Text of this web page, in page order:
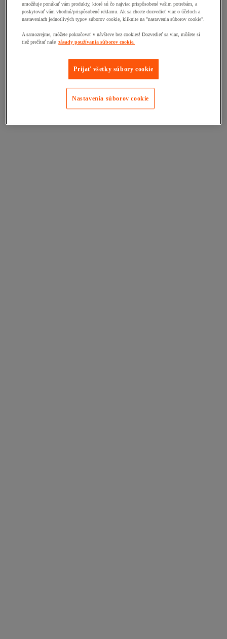
umožňuje ponúkať vám produkty, ktoré sú čo najviac prispôsobené vašim potrebám, a
poskytovať vám vhodnú/prispôsobené reklamu. Ak sa chcete dozvedieť viac o účeloch a
nastaveniach jednotlivých typov súborov cookie, kliknite na "nastavenia súborov cookie".
A samozrejme, môžete pokračovať v návšteve bez cookies! Dozvedieť sa viac, môžete si
tiež prečítať naše zásady používania súborov cookie.
Prijať všetky súbory cookie
Nastavenia súborov cookie